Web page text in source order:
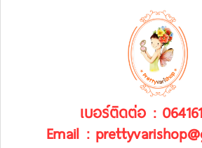
เบอร์ติดต่อ :
Email :